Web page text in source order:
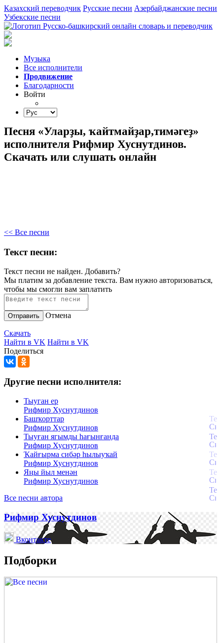
Казахский переводчик Русские песни Азербайджанские песни
Узбекские песни
Музыка
Все исполнители
Продвижение
Благодарности
Войти
Песня «Уларҙы, ҡайтмайҙар,тимәгеҙ»
исполнителя Рифмир Хуснутдинов.
Скачать или слушать онлайн
<< Все песни
Текст песни:
Текст песни не найден. Добавить?
Мы платим за добавление текста. Вам нужно авторизоваться,
чтобы мы смогли вам заплатить
Отправить Отмена
Скачать
Найти в VK Найти в VK
Поделиться
Другие песни исполнителя:
Тыуган ер
Рифмир Хуснутдинов
Башҡорттар
Рифмир Хуснутдинов
Тыуған ягымды һағынғанда
Рифмир Хуснутдинов
Ҡайғырма сибәр һылыуҡай
Рифмир Хуснутдинов
Яңы йыл менән
Рифмир Хуснутдинов
Все песни автора
Рифмир Хуснутдинов
Вконтакте
Подборки